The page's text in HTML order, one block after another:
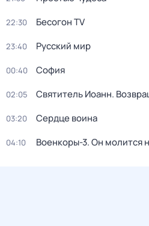
22:30 Бесогон TV
23:40 Русский мир
00:40 София
02:05 Святитель Иоанн.
03:20 Сердце воина
04:10 Военкоры-3. Он молится